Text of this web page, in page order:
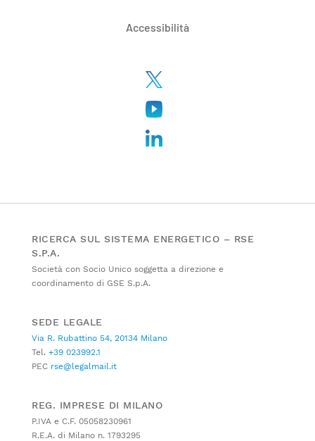
Accessibilità
RICERCA SUL SISTEMA ENERGETICO – RSE
S.P.A.
Società con Socio Unico soggetta a direzione e
coordinamento di GSE S.p.A.
SEDE LEGALE
Via R. Rubattino 54, 20134 Milano
Tel. +39 023992.1
PEC rse@legalmail.it
REG. IMPRESE DI MILANO
P.IVA e C.F. 05058230961
R.E.A. di Milano n. 1793295